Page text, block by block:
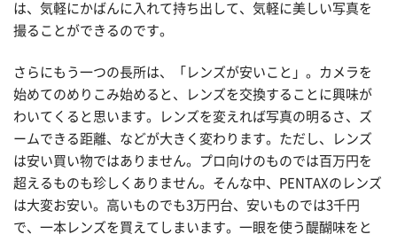
は、気軽にかばんに入れて持ち出して、気軽に美しい写真を
撮ることができるのです。
さらにもう一つの長所は、「レンズが安いこと」。カメラを
始めてのめりこみ始めると、レンズを交換することに興味が
わいてくると思います。レンズを変えれば写真の明るさ、ズ
ームできる距離、などが大きく変わります。ただし、レンズ
は安い買い物ではありません。プロ向けのものでは百万円を
超えるものも珍しくありません。そんな中、PENTAXのレンズ
は大変お安い。高いものでも3万円台、安いものでは3千円
で、一本レンズを買えてしまいます。一眼を使う醍醐味をと